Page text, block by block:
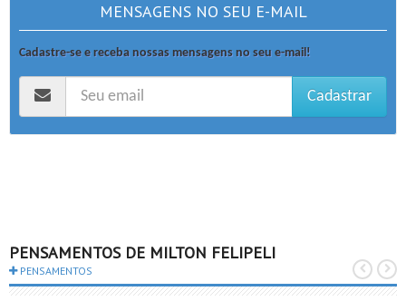
MENSAGENS NO SEU E-MAIL
Cadastre-se e receba nossas mensagens no seu e-mail!
Cadastrar
PENSAMENTOS DE MILTON FELIPELI
PENSAMENTOS